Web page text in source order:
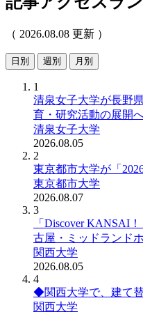
（ 2026.08.08 更新 ）
日別 週別 月別
1
清泉女子大学が長野
育・研究活動の展開
清泉女子大学
2026.08.05
2
東京都市大学が「
東京都市大学
2026.08.07
3
「Discover KANSAI
古屋・ミッドランド
関西大学
2026.08.05
4
◆関西大学で、建て
関西大学